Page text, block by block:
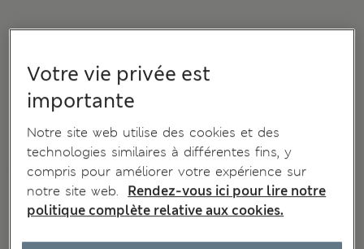
Votre vie privée est
importante
Notre site web utilise des cookies et des
technologies similaires à différentes fins, y
compris pour améliorer votre expérience sur
notre site web.
Rendez-vous ici pour lire notre
politique complète relative aux cookies.